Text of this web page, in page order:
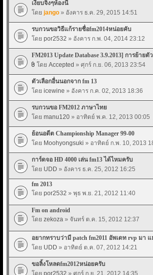
เงียบจิงๆห้องนี้
โดย jango » อังคาร ธ.ค. 29, 2015 14:51
รบกวนขอวิธีแก้รายชื่อfm2014หน่อยคับ
โดย por2532 » อังคาร ก.พ. 04, 2014 23:12
FM2013 Update Database 3.9.2013] การย้ายตั
โดย Accepted » ศุกร์ ก.ย. 06, 2013 23:54
ตัวเลือกอื่นนอกจาก fm 13
โดย icewine » อังคาร ก.ค. 02, 2013 18:36
รบกวนขอ FM2012 ภาษาไทย
โดย manu120 » อาทิตย์ พ.ค. 12, 2013 00:05
ย้อนอดีต Championship Manager 99-00
โดย Moohyongsuki » อาทิตย์ ก.พ. 10, 2013
การ์ดจอ HD 4000 เล่น fm13 ได้ไหมครับ
โดย UDD » อังคาร ธ.ค. 25, 2012 16:25
fm 2013
โดย por2532 » พุธ พ.ย. 21, 2012 11:40
Fm on android
โดย zekoza » จันทร์ ต.ค. 15, 2012 12:37
อยากทราบว่ามี patch fm2011 อัพเดท rvp มา
โดย UDD » อาทิตย์ ต.ค. 07, 2012 14:21
ขอลิ้งโหลดfm2012หน่อยครับ
โดย por2532 » ศุกร์ ก.ย. 21, 2012 14:35